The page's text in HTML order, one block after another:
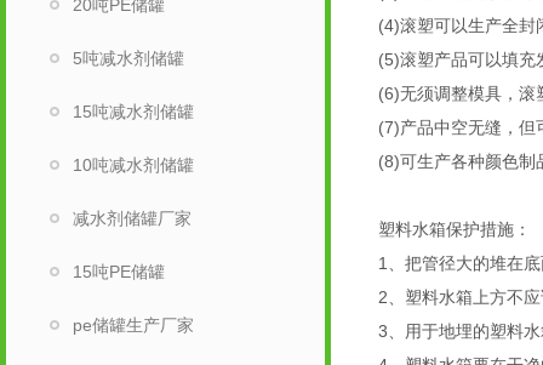
20吨PE储罐
5吨减水剂储罐
15吨减水剂储罐
10吨减水剂储罐
减水剂储罐厂家
15吨PE储罐
pe储罐生产厂家
(4)滚塑可以生产全封
(5)滚塑产品可以填充
(6)无须调整模具，
(7)产品中空无缝，但
(8)可生产各种颜色制
塑料水箱保护措施：
1、把管径大的堆在
2、塑料水箱上方不
3、用于地埋的塑料